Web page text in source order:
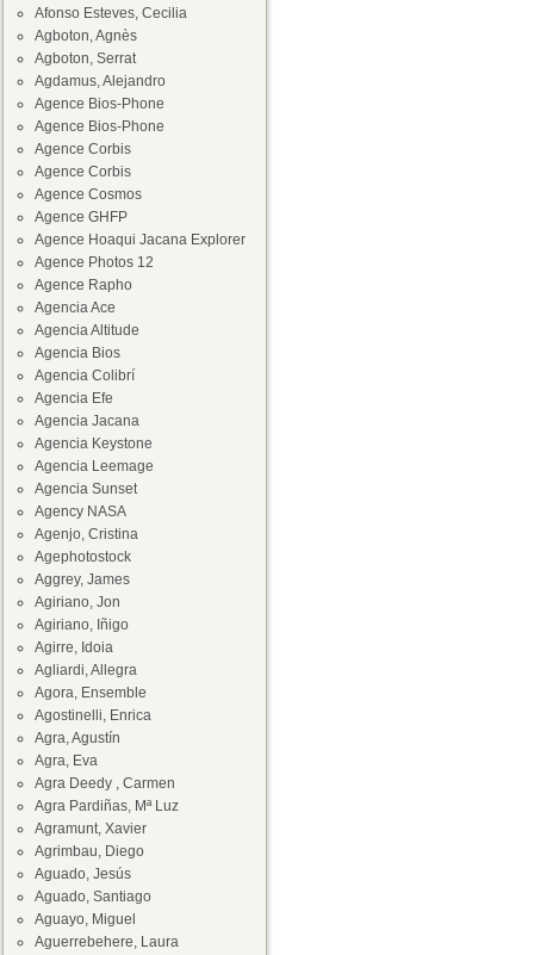
Afonso Esteves, Cecilia
Agboton, Agnès
Agboton, Serrat
Agdamus, Alejandro
Agence Bios-Phone
Agence Bios-Phone
Agence Corbis
Agence Corbis
Agence Cosmos
Agence GHFP
Agence Hoaqui Jacana Explorer
Agence Photos 12
Agence Rapho
Agencia Ace
Agencia Altitude
Agencia Bios
Agencia Colibrí
Agencia Efe
Agencia Jacana
Agencia Keystone
Agencia Leemage
Agencia Sunset
Agency NASA
Agenjo, Cristina
Agephotostock
Aggrey, James
Agiriano, Jon
Agiriano, Iñigo
Agirre, Idoia
Agliardi, Allegra
Agora, Ensemble
Agostinelli, Enrica
Agra, Agustín
Agra, Eva
Agra Deedy , Carmen
Agra Pardiñas, Mª Luz
Agramunt, Xavier
Agrimbau, Diego
Aguado, Jesús
Aguado, Santiago
Aguayo, Miguel
Aguerrebehere, Laura